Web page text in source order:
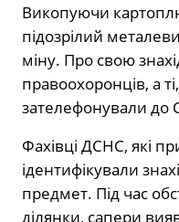
Викопуючи
підозрілий
міну. Про свою
правоохоронців, а
зателефонували до
Фахівці ДСНС, які
ідентифікували
предмет. Під час
ділянки, сапери